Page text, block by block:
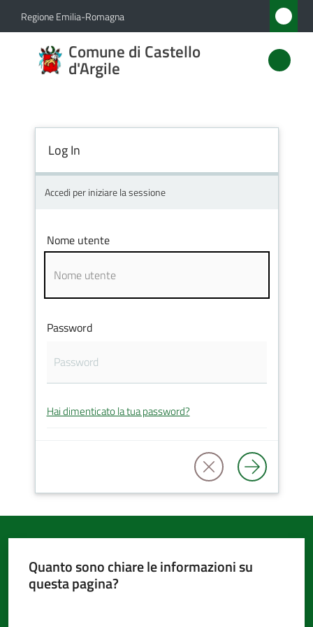
Vai al contenuto
Vai alla navigazione
Vai al footer
Regione Emilia-Romagna
Comune di Castello
d'Argile
Comune
di
Amministrazione
Servizi
Vivere
d'Argile
Amministrazione
argomenti...
Seguici
Log In
Accedi per iniziare la sessione
Nome utente
Password
Hai dimenticato la tua password?
Quanto sono chiare le informazioni su
questa pagina?